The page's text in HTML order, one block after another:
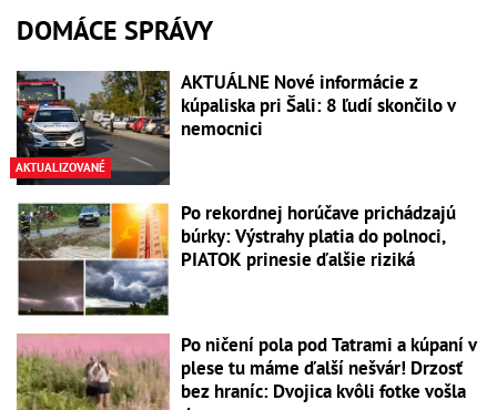
DOMÁCE SPRÁVY
AKTUALIZOVANÉ
AKTUÁLNE Nové informácie z
kúpaliska pri Šali: 8 ľudí skončilo v
nemocnici
Po rekordnej horúčave prichádzajú
búrky: Výstrahy platia do polnoci,
PIATOK prinesie ďalšie riziká
Po ničení pola pod Tatrami a kúpaní v
plese tu máme ďalší nešvár! Drzosť
bez hraníc: Dvojica kvôli fotke vošla